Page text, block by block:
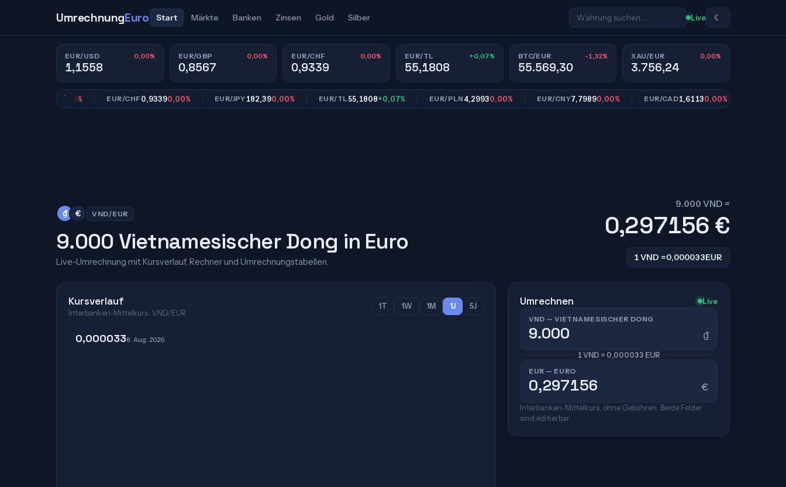
UmrechnungEuro Start Märkte Banken Zinsen Gold Silber Live ☾
EUR/USD 0,00%
1,1558
EUR/GBP 0,00%
0,8567
EUR/CHF 0,00%
0,9339
EUR/TL +0,07%
55,1808
BTC/EUR -1,32%
55.569,30
XAU/EUR 0,00%
3.756,24
EUR/CHF0,93390,00% EUR/JPY182,390,00% EUR/TL55,1808+0,07% EUR/PLN4,29930,00% EUR/CNY7,79890,00% EUR/CAD1,61130,00%
₫ € VND/EUR
9.000 Vietnamesischer Dong in Euro
Live-Umrechnung mit Kursverlauf, Rechner und Umrechnungstabellen.
9.000 VND =
0,297156 €
1 VND =0,000033EUR
Kursverlauf
Interbanken-Mittelkurs · VND/EUR
1T 1W 1M 1J 5J
0,0000338. Aug. 2026
Umrechnen Live
VND — VIETNAMESISCHER DONG
₫
1 VND = 0,000033 EUR
EUR — EURO
€
Interbanken-Mittelkurs, ohne Gebühren. Beide Felder
sind editierbar.